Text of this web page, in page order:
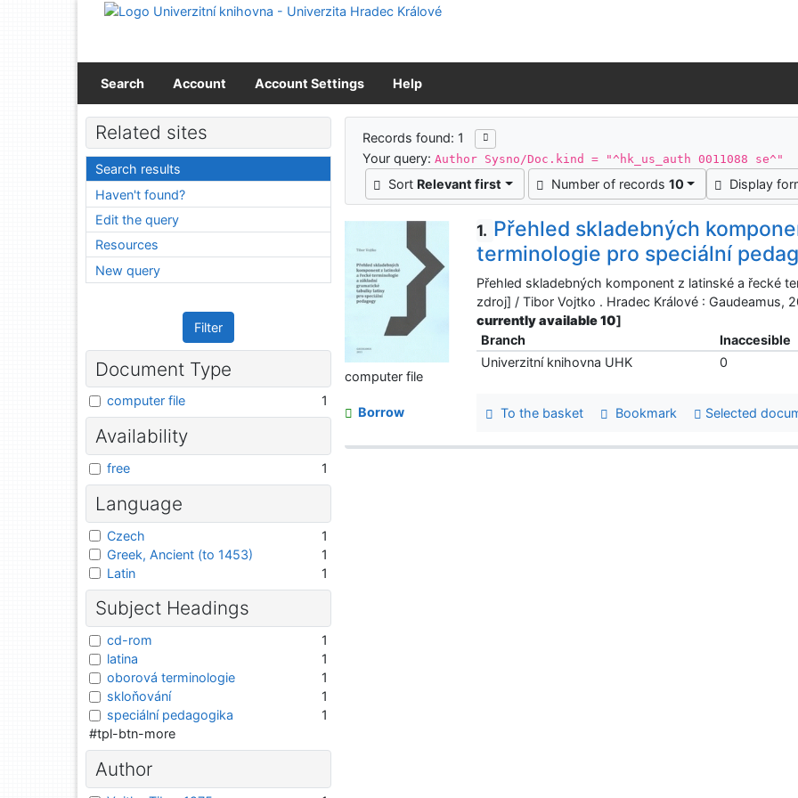
Go to content
Search Account Account Settings Help
Search results
Records found: 1
Your query:Author Sysno/Doc.kind = "^hk_us_auth 0011088 se^"
Sort Relevant first Number of records 10 Display
1. Přehled skladebných
terminologie pro speciální
Přehled skladebných komponent z latinské a řecké
zdroj] / Tibor Vojtko . Hradec Králové : Gaudeamus,
currently available 10]
Branch
Inaccesible
Univerzitní knihovna UHK
0
To the basket Bookmark Selected
computer file
Borrow
Related sites
Search results
Haven't found?
Edit the query
Resources
New query
Filter
Document Type
computer file 1
Availability
free 1
Language
Czech
1
Greek, Ancient (to 1453)
1
Latin
1
Subject Headings
cd-rom
1
latina
1
oborová terminologie
1
skloňování
1
speciální pedagogika
1
#tpl-btn-more
Author